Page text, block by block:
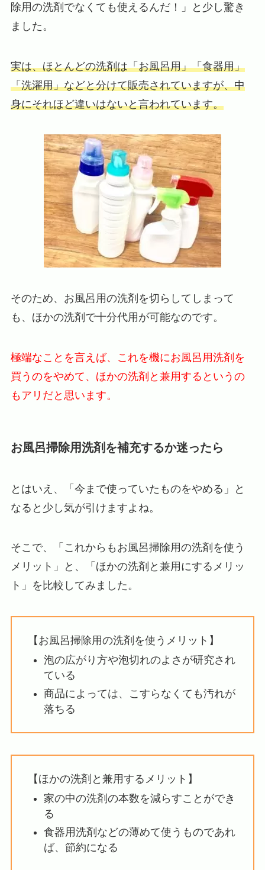
除用の洗剤でなくても使えるんだ！」と少し驚き
ました。
実は、ほとんどの洗剤は「お風呂用」「食器用」
「洗濯用」などと分けて販売されていますが、中
身にそれほど違いはないと言われています。
そのため、お風呂用の洗剤を切らしてしまって
も、ほかの洗剤で十分代用が可能なのです。
極端なことを言えば、これを機にお風呂用洗剤を
買うのをやめて、ほかの洗剤と兼用するというの
もアリだと思います。
お風呂掃除用洗剤を補充するか迷ったら
とはいえ、「今まで使っていたものをやめる」と
なると少し気が引けますよね。
そこで、「これからもお風呂掃除用の洗剤を使う
メリット」と、「ほかの洗剤と兼用にするメリッ
ト」を比較してみました。
【お風呂掃除用の洗剤を使うメリット】
泡の広がり方や泡切れのよさが研究され
ている
商品によっては、こすらなくても汚れが
落ちる
【ほかの洗剤と兼用するメリット】
家の中の洗剤の本数を減らすことができ
る
食器用洗剤などの薄めて使うものであれ
ば、節約になる